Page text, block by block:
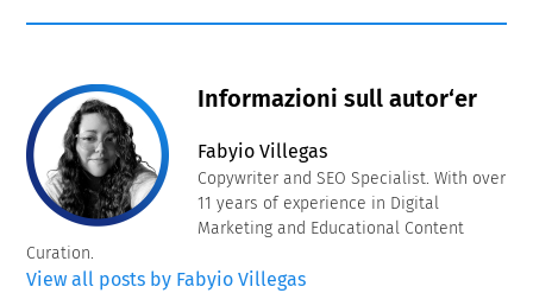
Informazioni sull autor‘er
Fabyio Villegas
Copywriter and SEO Specialist. With over
11 years of experience in Digital
Marketing and Educational Content
Curation.
View all posts by Fabyio Villegas